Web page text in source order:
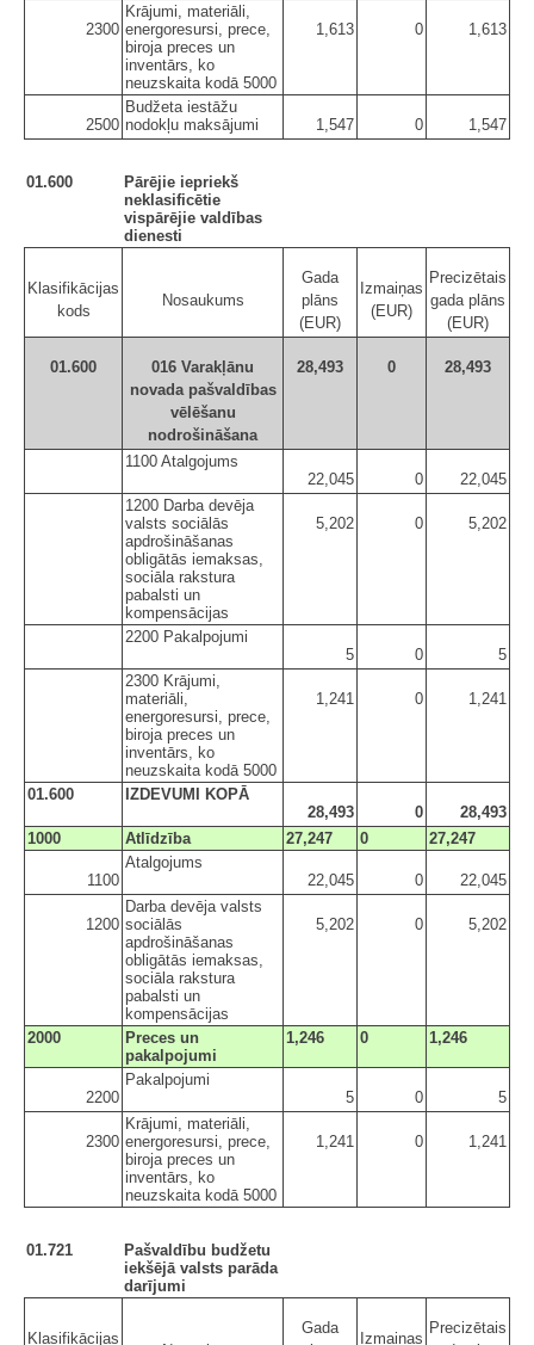
2300
Krājumi, materiāli,
energoresursi, prece,
biroja preces un
inventārs, ko
neuzskaita kodā 5000
1,613 0 1,613
2500
Budžeta iestāžu
nodokļu maksājumi
1,547 0 1,547
01.600
Pārējie iepriekš
neklasificētie
vispārējie valdības
dienesti
Klasifikācijas
kods
Nosaukums
Gada
plāns
(EUR)
Izmaiņas
(EUR)
Precizētais
gada plāns
(EUR)
01.600
016 Varakļānu
novada pašvaldības
vēlēšanu
nodrošināšana
28,493 0 28,493
1100 Atalgojums
22,045
0
22,045
1200 Darba devēja
valsts sociālās
apdrošināšanas
obligātās iemaksas,
sociāla rakstura
pabalsti un
kompensācijas
5,202 0 5,202
2200 Pakalpojumi
5
0
5
2300 Krājumi,
materiāli,
energoresursi, prece,
biroja preces un
inventārs, ko
neuzskaita kodā 5000
1,241 0 1,241
01.600
IZDEVUMI KOPĀ
28,493
0
28,493
1000
Atlīdzība 27,247 0 27,247
1100
Atalgojums
22,045
0 22,045
1200
Darba devēja valsts
sociālās
apdrošināšanas
obligātās iemaksas,
sociāla rakstura
pabalsti un
kompensācijas
5,202 0 5,202
2000
Preces un
pakalpojumi
1,246 0 1,246
2200
Pakalpojumi
5
0 5
2300
Krājumi, materiāli,
energoresursi, prece,
biroja preces un
inventārs, ko
neuzskaita kodā 5000
1,241 0 1,241
01.721
Pašvaldību budžetu
iekšējā valsts parāda
darījumi
Klasifikācijas
Gada
Izmaiņas
Precizētais